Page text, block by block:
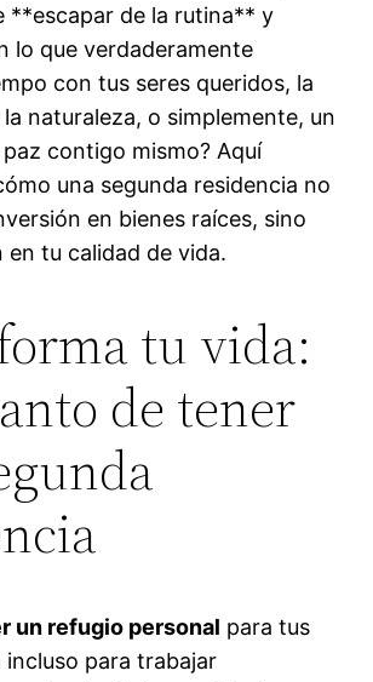
**escapar de la rutina** y
lo que verdaderamente
con tus seres queridos, la
naturaleza, o simplemente, un
contigo mismo? Aquí
una segunda residencia no
en bienes raíces, sino
en tu calidad de vida.
tu vida:
de tener
un refugio personal para tus
incluso para trabajar